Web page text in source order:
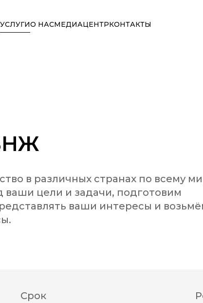
УСЛУГИО НАСМЕДИАЦЕНТРКОНТАКТЫ
в различных странах по всему
цели и задачи, подготовим
ваши интересы и
Срок